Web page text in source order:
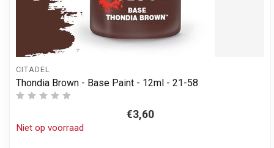
CITADEL
Thondia Brown - Base Paint - 12ml - 21-58
€3,60
Niet op voorraad